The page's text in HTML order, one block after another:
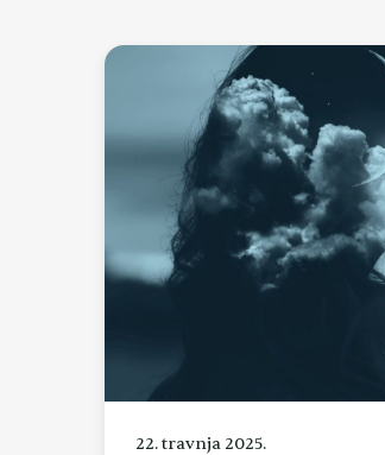
22. travnja 2025.